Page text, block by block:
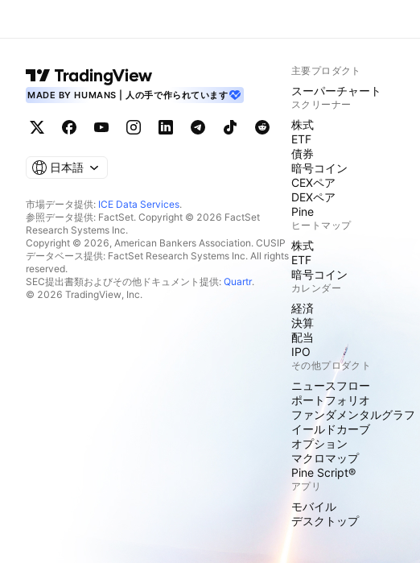
MADE BY HUMANS | 人の手で作られています
日本語
市場データ提供: ICE Data Services.
参照データ提供: FactSet. Copyright © 2026 FactSet
Research Systems Inc.
Copyright © 2026, American Bankers Association. CUSIP
データベース提供: FactSet Research Systems Inc. All rights
reserved.
SEC提出書類およびその他ドキュメント提供: Quartr.
© 2026 TradingView, Inc.
主要プロダクト
スーパーチャート
スクリーナー
株式
ETF
債券
暗号コイン
CEXペア
DEXペア
Pine
ヒートマップ
株式
ETF
暗号コイン
カレンダー
経済
決算
配当
IPO
その他プロダクト
ニュースフロー
ポートフォリオ
ファンダメンタルグラフ
イールドカーブ
オプション
マクロマップ
Pine Script®
アプリ
モバイル
デスクトップ